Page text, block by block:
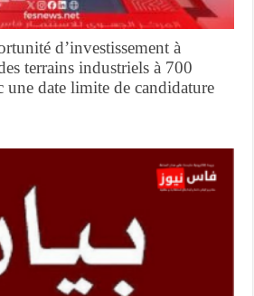
d’investissement à
terrains industriels à 700
une date limite de candidature